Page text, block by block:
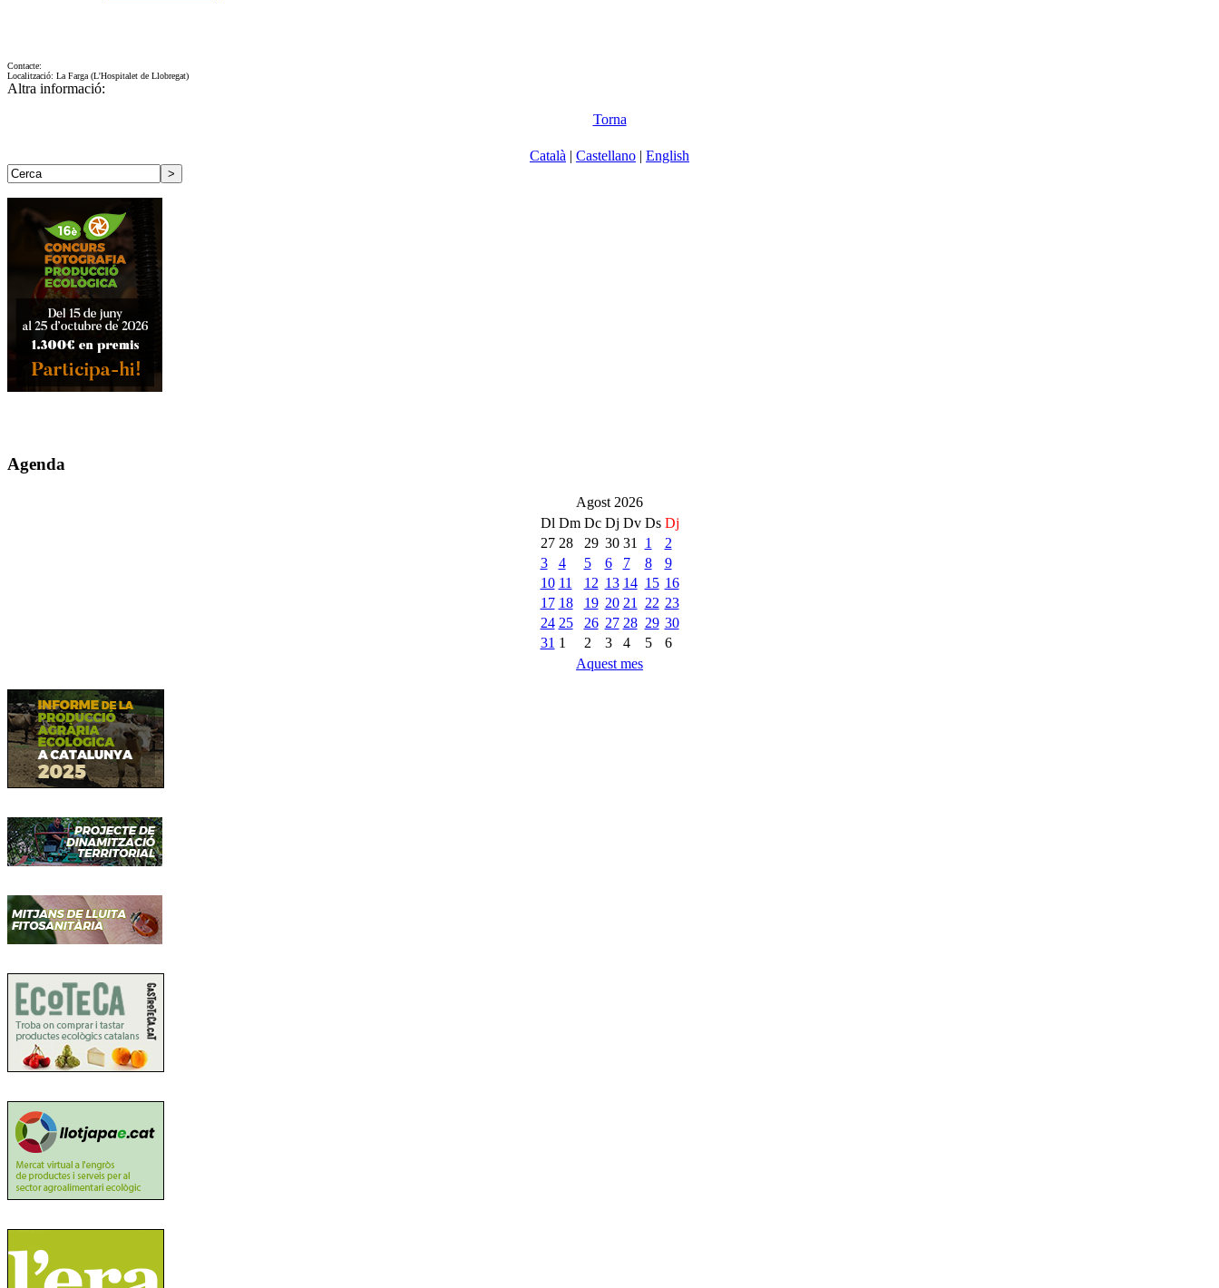
Contacte:
Localització: La Farga (L'Hospitalet de Llobregat)
Altra informació:
Torna
Català | Castellano | English
Agenda
Agost 2026
Dl Dm Dc Dj Dv Ds Dj
27 28 29 30 31 1
2
3
4 5 6 7 8
9
10 11 12 13 14 15 16
17 18 19 20 21 22 23
24 25 26 27 28 29 30
31 1 2 3 4 5
6
Aquest mes